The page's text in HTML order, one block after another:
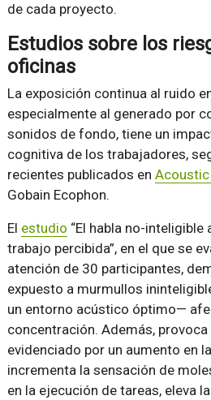
de cada proyecto.
Estudios sobre los
oficinas
La exposición continua al ruido
especialmente al generado por
sonidos de fondo, tiene un
cognitiva de los trabajadores,
recientes publicados en Acoustic
Gobain Ecophon.
El estudio “El habla no-
trabajo percibida”, en el que se
atención de 30 participantes,
expuesto a murmullos
un entorno acústico óptimo—
concentración. Además,
evidenciado por un aumento en
incrementa la sensación de
en la ejecución de tareas, eleva